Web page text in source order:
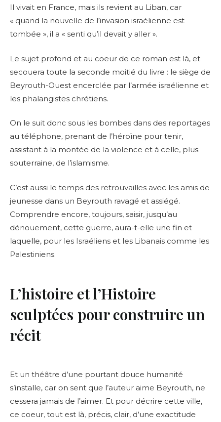
Il vivait en France, mais ils revient au Liban, car
« quand la nouvelle de l’invasion israélienne est
tombée », il a « senti qu’il devait y aller ».
Le sujet profond et au coeur de ce roman est là, et
secouera toute la seconde moitié du livre : le siège de
Beyrouth-Ouest encerclée par l’armée israélienne et
les phalangistes chrétiens.
On le suit donc sous les bombes dans des reportages
au téléphone, prenant de l’héroïne pour tenir,
assistant à la montée de la violence et à celle, plus
souterraine, de l’islamisme.
C’est aussi le temps des retrouvailles avec les amis de
jeunesse dans un Beyrouth ravagé et assiégé.
Comprendre encore, toujours, saisir, jusqu’au
dénouement, cette guerre, aura-t-elle une fin et
laquelle, pour les Israéliens et les Libanais comme les
Palestiniens.
L’histoire et l’Histoire
sculptées pour construire un
récit
Et un théâtre d’une pourtant douce humanité
s’installe, car on sent que l’auteur aime Beyrouth, ne
cessera jamais de l’aimer. Et pour décrire cette ville,
ce coeur, tout est là, précis, clair, d’une exactitude